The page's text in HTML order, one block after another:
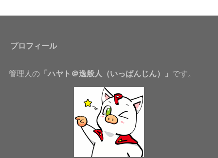
プロフィール
管理人の「ハヤト＠逸般人（いっぱんじん）」 です。